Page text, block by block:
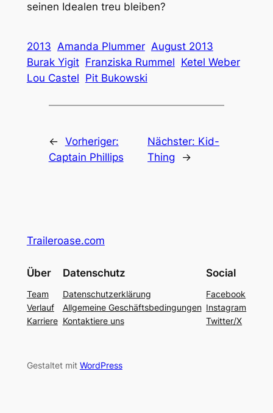
seinen Idealen treu bleiben?
2013 Amanda Plummer August 2013
Burak Yigit Franziska Rummel Ketel Weber
Lou Castel Pit Bukowski
← Vorheriger:
Captain Phillips
Nächster: Kid-
Thing
→
Traileroase.com
Über
Team
Verlauf
Karriere
Datenschutz
Datenschutzerklärung
Allgemeine Geschäftsbedingungen
Kontaktiere uns
Social
Facebook
Instagram
Twitter/X
Gestaltet mit WordPress